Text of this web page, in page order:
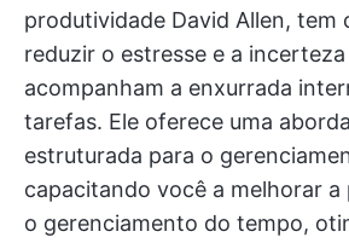
produtividade David Allen, tem
reduzir o estresse e a
acompanham a enxurrada
tarefas. Ele oferece uma
estruturada para o
capacitando você a melhorar
o gerenciamento do tempo,